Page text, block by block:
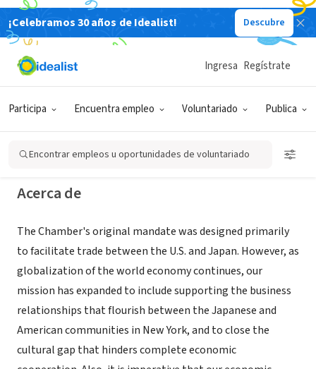
¡Celebramos 30 años de Idealist! Descubre
Participa Encuentra empleo Voluntariado Publica
Ingresa Regístrate
Encontrar empleos u oportunidades de voluntariado
ORGANIZACIÓN SIN FIN DE LUCRO
Japanese Chamber of Commerce
and Industry of New York, Inc.
New York, NY jcciny.org
Acerca de
The Chamber's original mandate was designed primarily
to facilitate trade between the U.S. and Japan. However, as
globalization of the world economy continues, our
mission has expanded to include supporting the business
relationships that flourish between the Japanese and
American communities in New York, and to close the
cultural gap that hinders complete economic